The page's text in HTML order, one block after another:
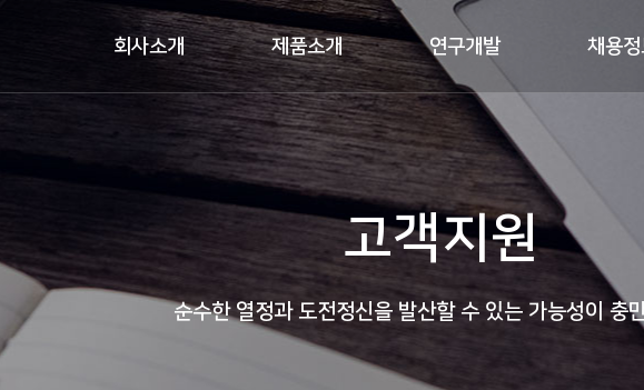
회사소개 제품소개 연구개발 채용
고객지원
순수한 열정과 도전정신을 발산할 수 있는 가능성이 충